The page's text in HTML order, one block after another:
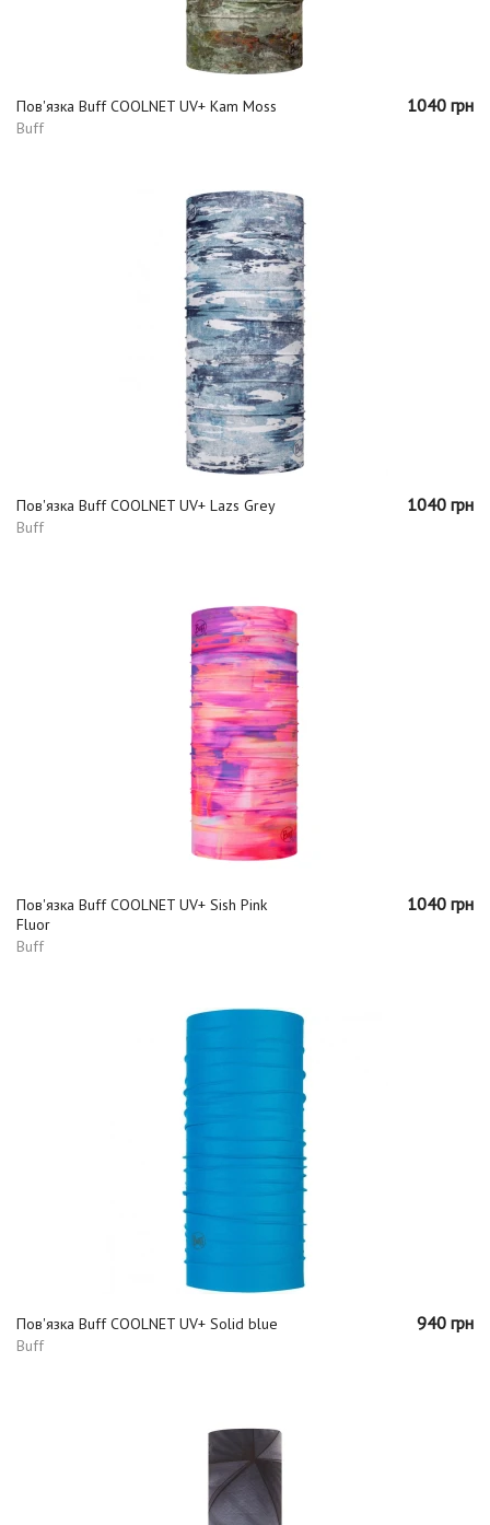
Пов'язка Buff COOLNET UV+ Kam Moss
Buff
1040 грн
Пов'язка Buff COOLNET UV+ Lazs Grey
Buff
1040 грн
Пов'язка Buff COOLNET UV+ Sish Pink
Fluor
Buff
1040 грн
Пов'язка Buff COOLNET UV+ Solid blue
Buff
940 грн